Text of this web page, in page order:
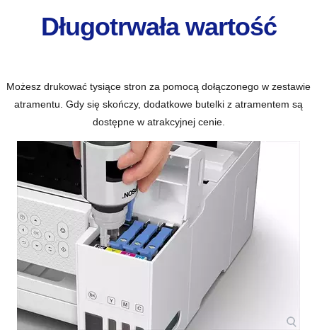
Długotrwała wartość
Możesz drukować tysiące stron za pomocą dołączonego w zestawie
atramentu. Gdy się skończy, dodatkowe butelki z atramentem są
dostępne w atrakcyjnej cenie.